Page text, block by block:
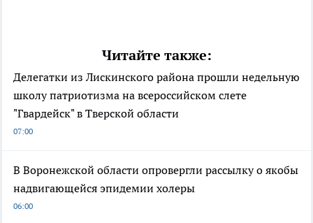
Читайте также:
Делегатки из Лискинского района прошли недельную
школу патриотизма на всероссийском слете
"Гвардейск" в Тверской области
07:00
В Воронежской области опровергли рассылку о якобы
надвигающейся эпидемии холеры
06:00